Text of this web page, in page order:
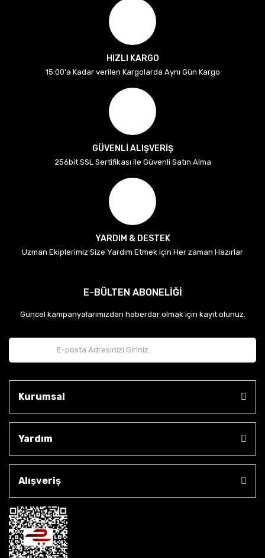
HIZLI KARGO
15:00'a Kadar verilen Kargolarda Aynı Gün Kargo
GÜVENLİ ALIŞVERİŞ
256bit SSL Sertifikası ile Güvenli Satın Alma
YARDIM & DESTEK
Uzman Ekiplerimiz Size Yardım Etmek için Her zaman Hazırlar
E-BÜLTEN ABONELİĞİ
Güncel kampanyalarımızdan haberdar olmak için kayıt olunuz.
Kurumsal
Yardım
Alışveriş